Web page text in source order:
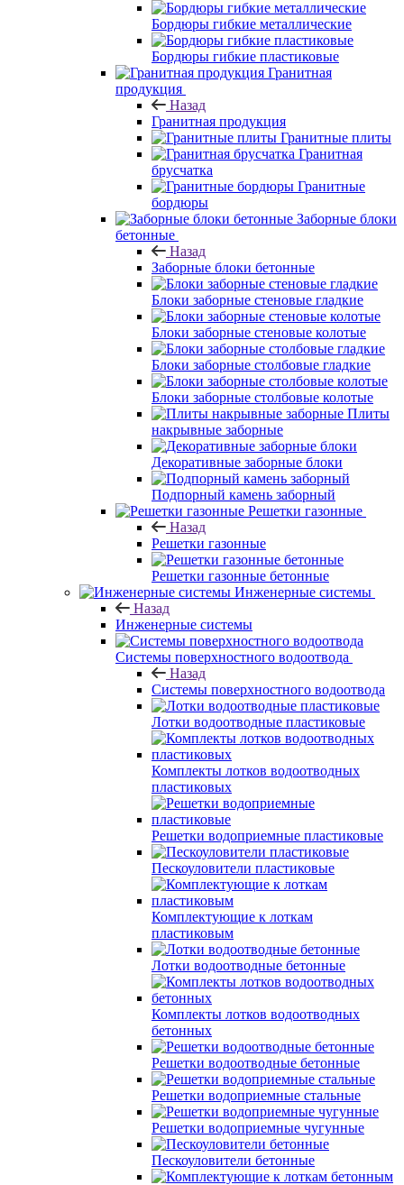
Бордюры гибкие металлические
Бордюры гибкие пластиковые
Гранитная
продукция
Назад
Гранитная продукция
Гранитные плиты
Гранитная
брусчатка
Гранитные
бордюры
Заборные блоки
бетонные
Назад
Заборные блоки бетонные
Блоки заборные стеновые гладкие
Блоки заборные стеновые колотые
Блоки заборные столбовые гладкие
Блоки заборные столбовые колотые
Плиты
накрывные заборные
Декоративные заборные блоки
Подпорный камень заборный
Решетки газонные
Назад
Решетки газонные
Решетки газонные бетонные
Инженерные системы
Назад
Инженерные системы
Системы поверхностного водоотвода
Назад
Системы поверхностного водоотвода
Лотки водоотводные пластиковые
Комплекты лотков водоотводных
пластиковых
Решетки водоприемные пластиковые
Пескоуловители пластиковые
Комплектующие к лоткам
пластиковым
Лотки водоотводные бетонные
Комплекты лотков водоотводных
бетонных
Решетки водоотводные бетонные
Решетки водоприемные стальные
Решетки водоприемные чугунные
Пескоуловители бетонные